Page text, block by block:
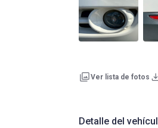
Ver lista de fotos
Detalle del